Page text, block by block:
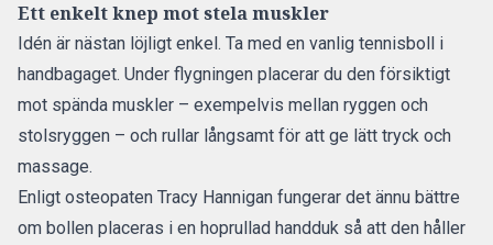
Ett enkelt knep mot stela muskler
Idén är nästan löjligt enkel. Ta med en vanlig tennisboll i
handbagaget. Under flygningen placerar du den försiktigt
mot spända muskler – exempelvis mellan ryggen och
stolsryggen – och rullar långsamt för att ge lätt tryck och
massage.
Enligt osteopaten Tracy Hannigan fungerar det ännu bättre
om bollen placeras i en hoprullad handduk så att den håller